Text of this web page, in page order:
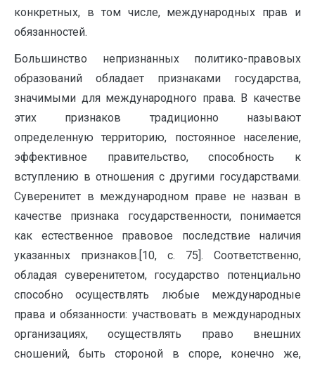
конкретных, в том числе, международных прав и
обязанностей.
Большинство непризнанных политико-правовых
образований обладает признаками государства,
значимыми для международного права. В качестве
этих признаков традиционно называют
определенную территорию, постоянное население,
эффективное правительство, способность к
вступлению в отношения с другими государствами.
Суверенитет в международном праве не назван в
качестве признака государственности, понимается
как естественное правовое последствие наличия
указанных признаков.[10, с. 75]. Соответственно,
обладая суверенитетом, государство потенциально
способно осуществлять любые международные
права и обязанности: участвовать в международных
организациях, осуществлять право внешних
сношений, быть стороной в споре, конечно же,